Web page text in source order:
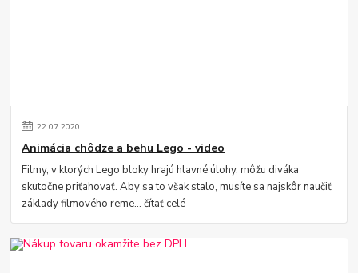
22.07.2020
Animácia chôdze a behu Lego - video
Filmy, v ktorých Lego bloky hrajú hlavné úlohy, môžu diváka
skutočne priťahovať. Aby sa to však stalo, musíte sa najskôr naučiť
základy filmového reme...čítať celé